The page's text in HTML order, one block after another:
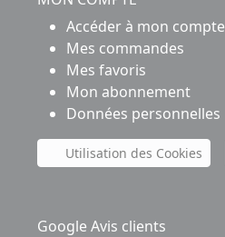
Accéder à mon compte
Mes commandes
Mes favoris
Mon abonnement
Données personnelles
Utilisation des Cookies
Google Avis clients